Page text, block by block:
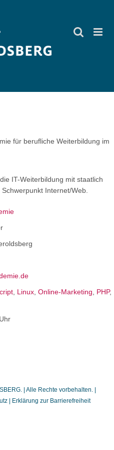
für berufliche Weiterbildung im
IT-Weiterbildung mit staatlich
Internet/Web.
Linux Online-Marketing PHP,
| Alle Rechte vorbehalten. |
| Erklärung zur Barrierefreiheit